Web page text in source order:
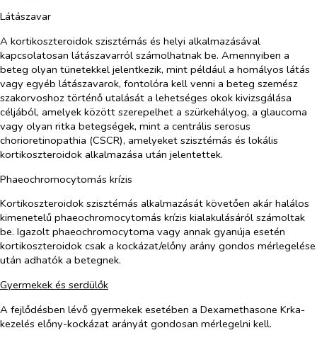
Látászavar
A kortikoszteroidok szisztémás és helyi alkalmazásával
kapcsolatosan látászavarról számolhatnak be. Amennyiben a
beteg olyan tünetekkel jelentkezik, mint például a homályos látás
vagy egyéb látászavarok, fontolóra kell venni a beteg szemész
szakorvoshoz történő utalását a lehetséges okok kivizsgálása
céljából, amelyek között szerepelhet a szürkehályog, a glaucoma
vagy olyan ritka betegségek, mint a centrális serosus
chorioretinopathia (CSCR), amelyeket szisztémás és lokális
kortikoszteroidok alkalmazása után jelentettek.
Phaeochromocytomás krízis
Kortikoszteroidok szisztémás alkalmazását követően akár halálos
kimenetelű phaeochromocytomás krízis kialakulásáról számoltak
be. Igazolt phaeochromocytoma vagy annak gyanúja esetén
kortikoszteroidok csak a kockázat/előny arány gondos mérlegelése
után adhatók a betegnek.
Gyermekek és serdülők
A fejlődésben lévő gyermekek esetében a Dexamethasone Krka-
kezelés előny-kockázat arányát gondosan mérlegelni kell.